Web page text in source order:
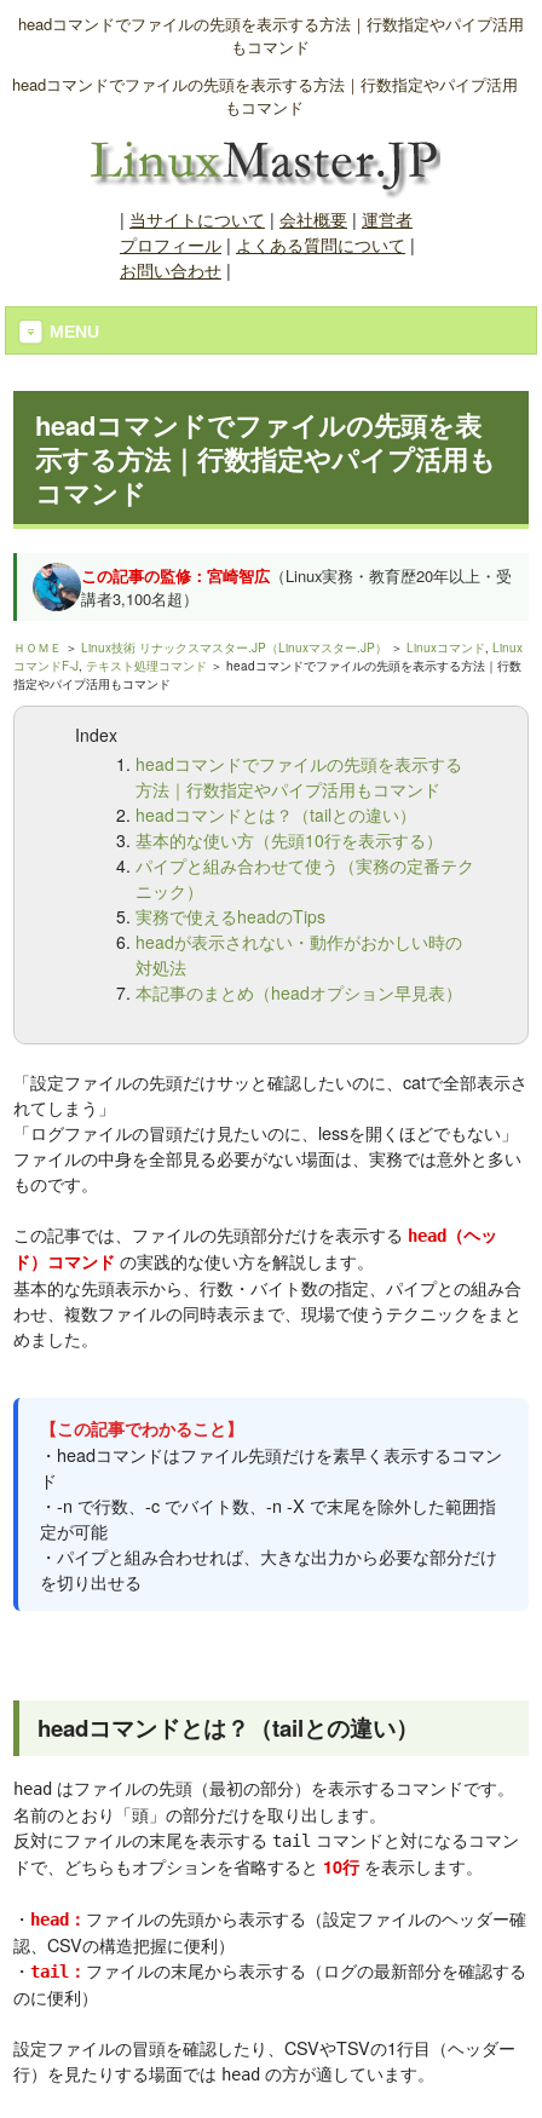
headコマンドでファイルの先頭を表示する方法｜行数指定やパイプ活用
もコマンド
headコマンドでファイルの先頭を表示する方法｜行数指定やパイプ活用
もコマンド
| 当サイトについて | 会社概要| 運営者
プロフィール| よくある質問について |
お問い合わせ|
MENU
headコマンドでファイルの先頭を表
示する方法｜行数指定やパイプ活用も
コマンド
この記事の監修：宮崎智広 （Linux実務・教育歴20年以上・受
講者3,100名超）
ＨＯＭＥ ＞Linux技術 リナックスマスター.JP（Linuxマスター.JP） ＞Linuxコマンド,Linux
コマンドF-J, テキスト処理コマンド ＞ headコマンドでファイルの先頭を表示する方法｜行数
指定やパイプ活用もコマンド
Index
headコマンドでファイルの先頭を表示する
方法｜行数指定やパイプ活用もコマンド
headコマンドとは？（tailとの違い）
基本的な使い方（先頭10行を表示する）
パイプと組み合わせて使う（実務の定番テク
ニック）
実務で使えるheadのTips
headが表示されない・動作がおかしい時の
対処法
本記事のまとめ（headオプション早見表）
「設定ファイルの先頭だけサッと確認したいのに、catで全部表示さ
れてしまう」
「ログファイルの冒頭だけ見たいのに、lessを開くほどでもない」
ファイルの中身を全部見る必要がない場面は、実務では意外と多い
ものです。
この記事では、ファイルの先頭部分だけを表示する head
（ヘッ
ド）コマンド の実践的な使い方を解説します。
基本的な先頭表示から、行数・バイト数の指定、パイプとの組み合
わせ、複数ファイルの同時表示まで、現場で使うテクニックをまと
めました。
【この記事でわかること】
・headコマンドはファイル先頭だけを素早く表示するコマン
ド
・-n で行数、-c でバイト数、-n -X で末尾を除外した範囲指
定が可能
・パイプと組み合わせれば、大きな出力から必要な部分だけ
を切り出せる
headコマンドとは？（tailとの違い）
head はファイルの先頭（最初の部分）を表示するコマンドです。
名前のとおり「頭」の部分だけを取り出します。
反対にファイルの末尾を表示するtail コマンドと対になるコマン
ドで、どちらもオプションを省略すると 10行を表示します。
・ head ： ファイルの先頭から表示する（設定ファイルのヘッダー確
認、CSVの構造把握に便利）
・tail ： ファイルの末尾から表示する（ログの最新部分を確認する
のに便利）
設定ファイルの冒頭を確認したり、CSVやTSVの1行目（ヘッダー
行）を見たりする場面では head の方が適しています。